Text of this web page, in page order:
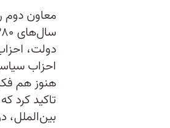
معاون دوم
دولت،
هنوز هم
تاکید کرد